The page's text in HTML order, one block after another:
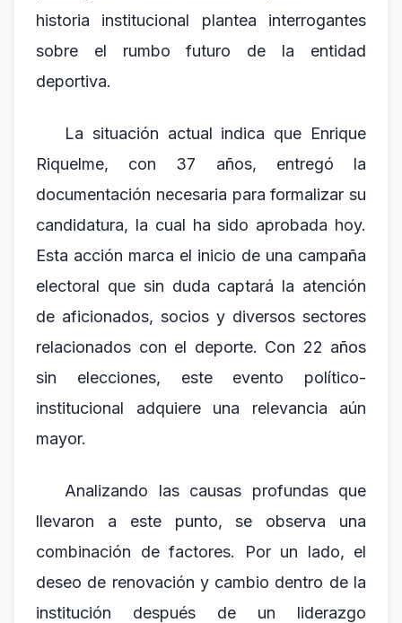
historia institucional plantea interrogantes
sobre el rumbo futuro de la entidad
deportiva.
La situación actual indica que Enrique
Riquelme, con 37 años, entregó la
documentación necesaria para formalizar su
candidatura, la cual ha sido aprobada hoy.
Esta acción marca el inicio de una campaña
electoral que sin duda captará la atención
de aficionados, socios y diversos sectores
relacionados con el deporte. Con 22 años
sin elecciones, este evento político-
institucional adquiere una relevancia aún
mayor.
Analizando las causas profundas que
llevaron a este punto, se observa una
combinación de factores. Por un lado, el
deseo de renovación y cambio dentro de la
institución después de un liderazgo